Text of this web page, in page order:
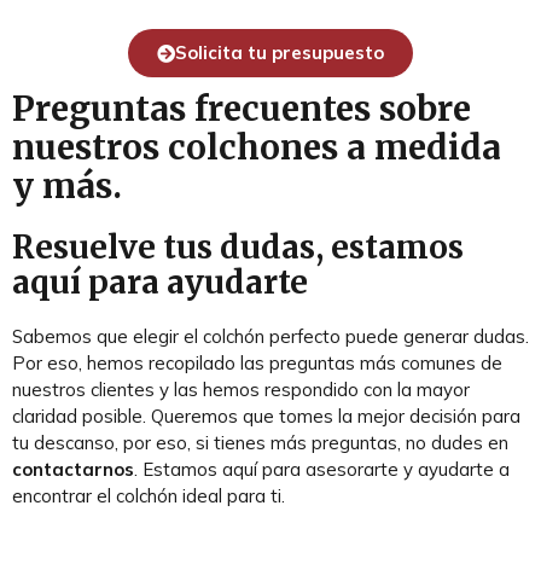
Solicita tu presupuesto
Preguntas frecuentes sobre
nuestros colchones a medida
y más.
Resuelve tus dudas, estamos
aquí para ayudarte
Sabemos que elegir el colchón perfecto puede generar dudas.
Por eso, hemos recopilado las preguntas más comunes de
nuestros clientes y las hemos respondido con la mayor
claridad posible. Queremos que tomes la mejor decisión para
tu descanso, por eso, si tienes más preguntas, no dudes en
contactarnos. Estamos aquí para asesorarte y ayudarte a
encontrar el colchón ideal para ti.